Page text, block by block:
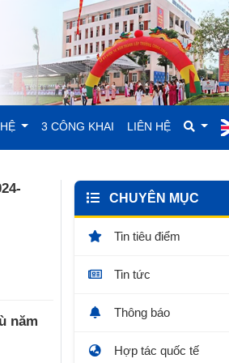
3 CÔNG KHAI LIÊN HỆ
năm
CHUYÊN MỤC
Tin tiêu điểm
Tin tức
Thông báo
Hợp tác quốc tế